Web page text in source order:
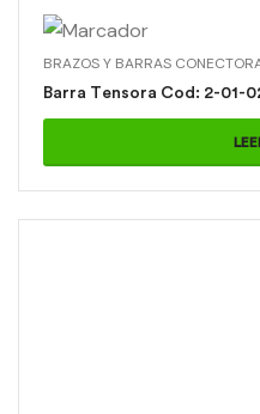
BRAZOS Y BARRAS
Barra Tensora Cod: 2-01-